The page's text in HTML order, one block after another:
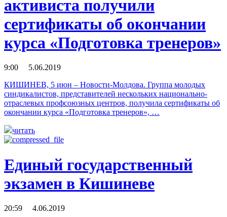
активиста получили
сертификаты об окончании
курса «Подготовка тренеров»
9:00 5.06.2019
КИШИНЕВ, 5 июн – Новости-Молдова. Группа молодых
синдикалистов, представителей нескольких национально-
отраслевых профсоюзных центров, получила сертификаты об
окончании курса «Подготовка тренеров», …
читать
Единый государственный
экзамен в Кишиневе
20:59 4.06.2019